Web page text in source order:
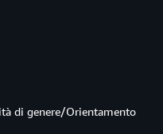
di genere/Orientamento